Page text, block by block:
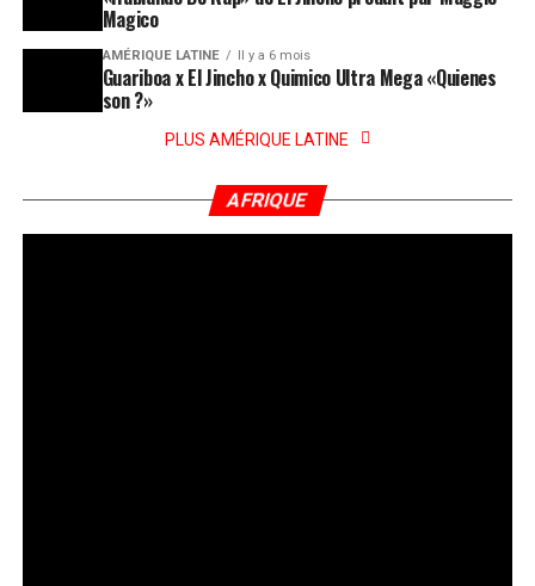
Magico
AMÉRIQUE LATINE Il y a 6 mois
Guariboa x El Jincho x Quimico Ultra Mega «Quienes
son ?»
PLUS AMÉRIQUE LATINE
AFRIQUE